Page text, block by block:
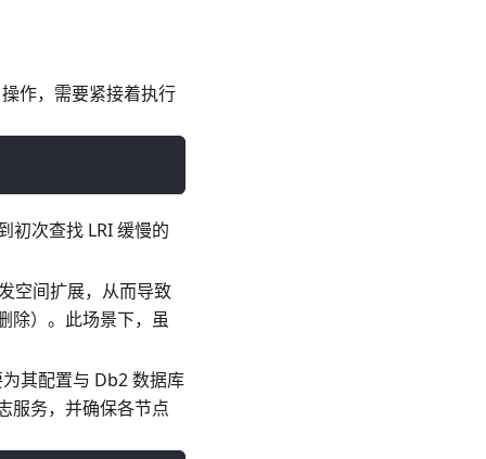
作，需要紧接着执行
初次查找 LRI 缓慢的
空间扩展，从而导致
除）。此场景下，虽
其配置与 Db2 数据库
服务，并确保各节点